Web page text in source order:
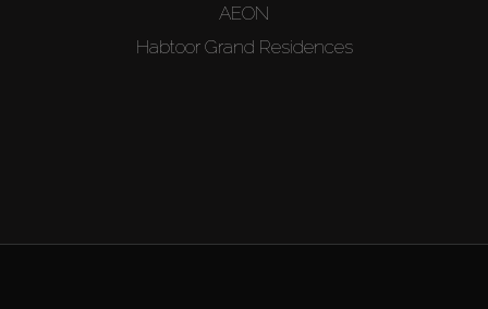
AEON
Habtoor Grand Residences